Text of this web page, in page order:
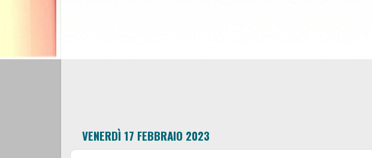
VENERDÌ 17 FEBBRAIO 2023